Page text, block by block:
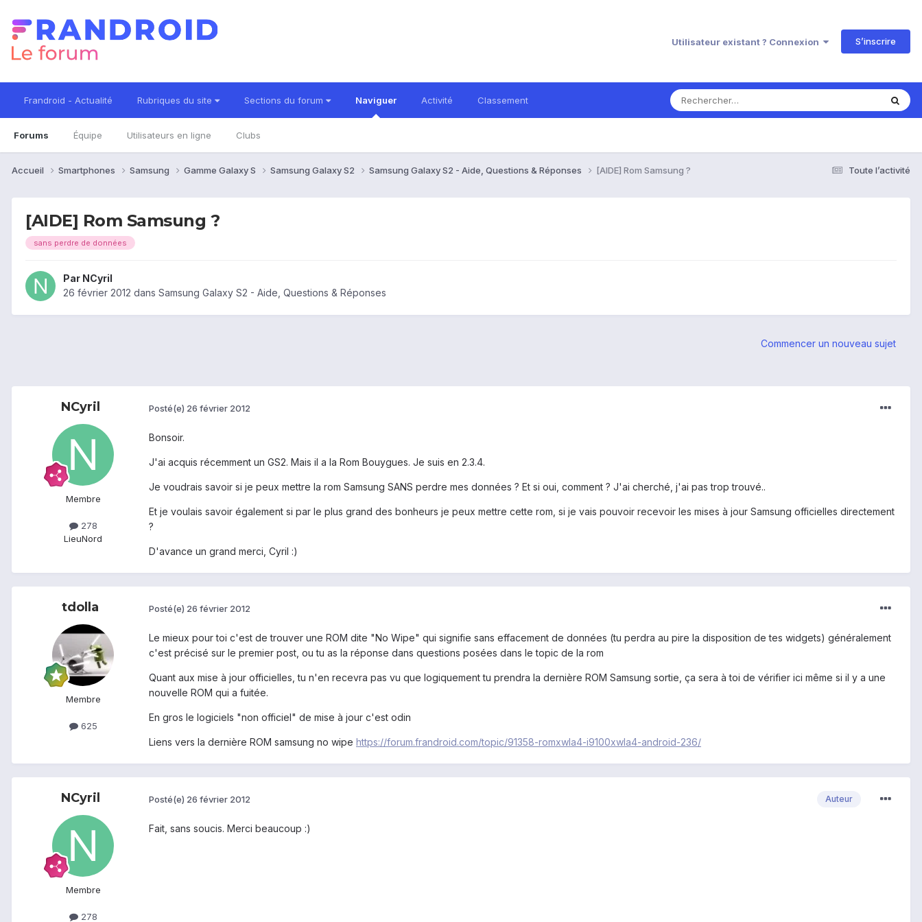
Utilisateur existant ? Connexion S’inscrire
Frandroid - Actualité Rubriques du site Sections du forum Naviguer
Forums Équipe Utilisateurs en ligne Clubs
Activité Classement
Toute l’activité
Accueil Smartphones Samsung Gamme Galaxy S Samsung Galaxy S2 Samsung Galaxy S2 - Aide, Questions & Réponses [AIDE] Rom Samsung ?
[AIDE] Rom Samsung ?
sans perdre de données
Par NCyril
26 février 2012 dans Samsung Galaxy S2 - Aide, Questions & Réponses
Commencer un nouveau sujet
NCyril
Membre
278
LieuNord
Posté(e) 26 février 2012
Bonsoir.
J'ai acquis récemment un GS2. Mais il a la Rom Bouygues. Je suis en 2.3.4.
Je voudrais savoir si je peux mettre la rom Samsung SANS perdre mes données ? Et si oui, comment ? J'ai cherché, j'ai pas trop trouvé..
Et je voulais savoir également si par le plus grand des bonheurs je peux mettre cette rom, si je vais pouvoir recevoir les mises à jour Samsung officielles directement
?
D'avance un grand merci, Cyril :)
tdolla
Membre
625
Posté(e) 26 février 2012
Le mieux pour toi c'est de trouver une ROM dite "No Wipe" qui signifie sans effacement de données (tu perdra au pire la disposition de tes widgets) généralement
c'est précisé sur le premier post, ou tu as la réponse dans questions posées dans le topic de la rom
Quant aux mise à jour officielles, tu n'en recevra pas vu que logiquement tu prendra la dernière ROM Samsung sortie, ça sera à toi de vérifier ici même si il y a une
nouvelle ROM qui a fuitée.
En gros le logiciels "non officiel" de mise à jour c'est odin
Liens vers la dernière ROM samsung no wipe https://forum.frandroid.com/topic/91358-romxwla4-i9100xwla4-android-236/
NCyril
Membre
278
Auteur
Posté(e) 26 février 2012
Fait, sans soucis. Merci beaucoup :)